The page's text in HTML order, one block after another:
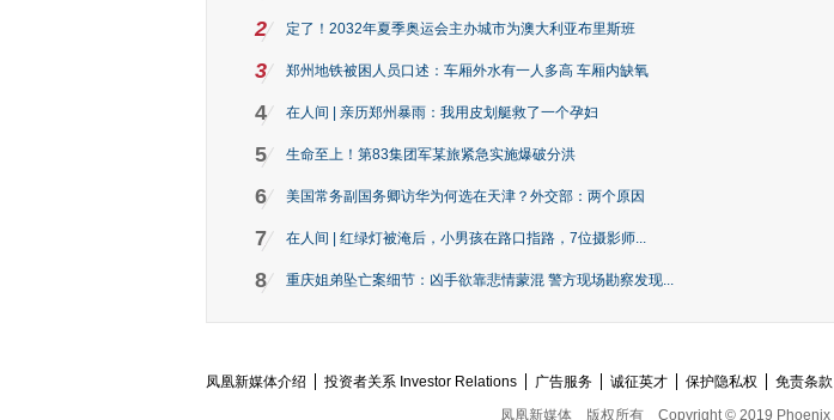
2 定了！2032年夏季奥运会主办城市为澳大利亚布里斯班
3 郑州地铁被困人员口述：车厢外水有一人多高 车厢内缺氧
4 在人间 | 亲历郑州暴雨：我用皮划艇救了一个孕妇
5 生命至上！第83集团军某旅紧急实施爆破分洪
6 美国常务副国务卿访华为何选在天津？外交部：两个原因
7 在人间 | 红绿灯被淹后，小男孩在路口指路，7位摄影师...
8 重庆姐弟坠亡案细节：凶手欲靠悲情蒙混 警方现场勘察发现...
凤凰新媒体介绍 投资者关系 Investor Relations 广告服务 诚征英才 保护隐私权 免责条款
凤凰新媒体
版权所有 Copyright © 2019 Phoenix